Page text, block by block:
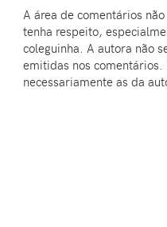
A área de comentários
tenha respeito,
coleguinha. A autora não
emitidas nos comentários.
necessariamente as da